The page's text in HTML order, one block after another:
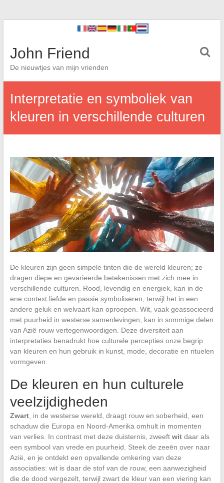
John Friend
De nieuwtjes van mijn vrienden
Interpretatie en symboliek van
kleuren in verschillende culturen
De kleuren zijn geen simpele tinten die de wereld kleuren; ze
dragen diepe en gevarieerde betekenissen met zich mee in
verschillende culturen. Rood, levendig en energiek, kan in de
ene context liefde en passie symboliseren, terwijl het in een
andere geluk en welvaart kan oproepen. Wit, vaak geassocieerd
met puurheid in westerse samenlevingen, kan in sommige delen
van Azië rouw vertegenwoordigen. Deze diversiteit aan
interpretaties benadrukt hoe culturele percepties onze begrip
van kleuren en hun gebruik in kunst, mode, decoratie en rituelen
vormgeven.
De kleuren en hun culturele
veelzijdigheden
Zwart, in de westerse wereld, draagt rouw en soberheid, een
schaduw die Europa en Noord-Amerika omhult in momenten
van verlies. In contrast met deze duisternis, zweeft witdaar als
een symbool van vrede en puurheid. Steek de zeeën over naar
Azië, en je ontdekt een opvallende omkering van deze
associaties: wit is daar de stof van de rouw, een aanwezigheid
die de dood vergezelt, terwijl zwart de kleur van een viering kan